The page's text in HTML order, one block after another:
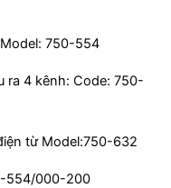
750-554
ra 4 kênh: Code: 750-
từ Model:750-632
554/000-200